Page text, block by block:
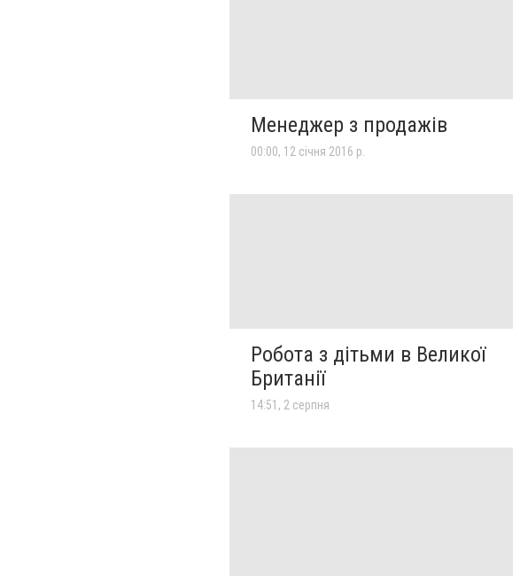
Менеджер з продажів
00:00, 12 січня 2016 р.
Робота з дітьми в Великої
Британії
14:51, 2 серпня